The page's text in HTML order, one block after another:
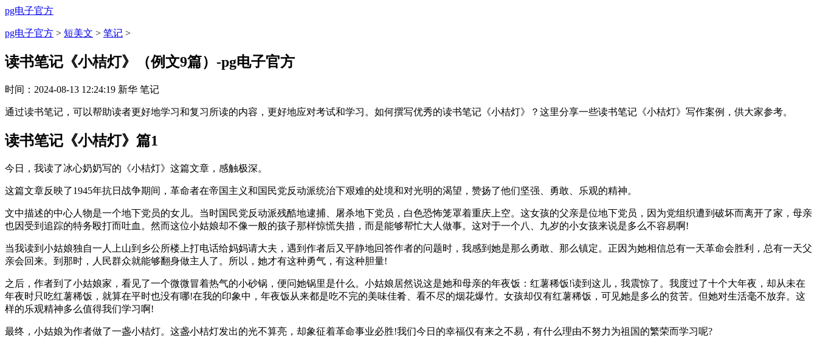
pg电子官方
pg电子官方 > 短美文 > 笔记 >
读书笔记《小桔灯》（例文9篇）-pg电子官方
时间： 2024-08-13 12:24:19 新华 笔记
通过读书笔记，可以帮助读者更好地学习和复习所读的内容，更好地应对考试和学习。如何撰写优秀的读书笔记《小桔灯》？这里分享一些读书笔记《小桔灯》写作案例，供大家参考。
读书笔记《小桔灯》篇1
今日，我读了冰心奶奶写的《小桔灯》这篇文章，感触极深。
这篇文章反映了1945年抗日战争期间，革命者在帝国主义和国民党反动派统治下艰难的处境和对光明的渴望，赞扬了他们坚强、勇敢、乐观的精神。
文中描述的中心人物是一个地下党员的女儿。当时国民党反动派残酷地逮捕、屠杀地下党员，白色恐怖笼罩着重庆上空。这女孩的父亲是位地下党员，因为党组织遭到破坏而离开了家，母亲
也因受到追踪的特务殴打而吐血。然而这位小姑娘却不像一般的孩子那样惊慌失措，而是能够帮忙大人做事。这对于一个八、九岁的小女孩来说是多么不容易啊!
当我读到小姑娘独自一人上山到乡公所楼上打电话给妈妈请大夫，遇到作者后又平静地回答作者的问题时，我感到她是那么勇敢、那么镇定。正因为她相信总有一天革命会胜利，总有一天父
亲会回来。到那时，人民群众就能够翻身做主人了。所以，她才有这种勇气，有这种胆量!
之后，作者到了小姑娘家，看见了一个微微冒着热气的小砂锅，便问她锅里是什么。小姑娘居然说这是她和母亲的年夜饭：红薯稀饭!读到这儿，我震惊了。我度过了十个大年夜，却从未在
年夜时只吃红薯稀饭，就算在平时也没有哪!在我的印象中，年夜饭从来都是吃不完的美味佳肴、看不尽的烟花爆竹。女孩却仅有红薯稀饭，可见她是多么的贫苦。但她对生活毫不放弃。这
样的乐观精神多么值得我们学习啊!
最终，小姑娘为作者做了一盏小桔灯。这盏小桔灯发出的光不算亮，却象征着革命事业必胜!我们今日的幸福仅有来之不易，有什么理由不努力为祖国的繁荣而学习呢?